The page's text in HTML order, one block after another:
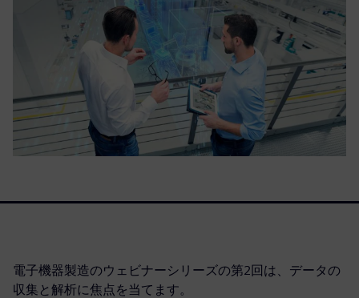
電子機器製造のウェビナーシリーズの第2回は、データの
収集と解析に焦点を当てます。